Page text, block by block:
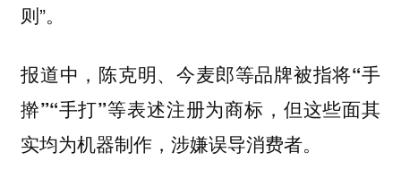
则”。
报道中，陈克明、今麦郎等品牌被指将“手
擀”“手打”等表述注册为商标，但这些面其
实均为机器制作，涉嫌误导消费者。